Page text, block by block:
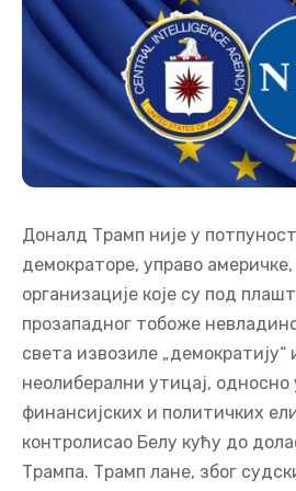
Доналд Трамп није у
демократоре, управо
организације које су под
прозападног тобоже
света извозиле
неолиберални утицај, односно
финансијских и политичких
контролисао Белу кућу до
Трампа. Трамп лане, због